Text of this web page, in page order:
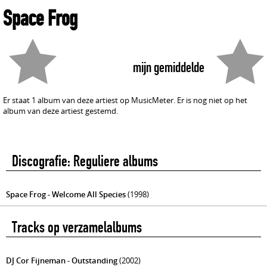
Space Frog
mijn gemiddelde
Er staat 1 album van deze artiest op MusicMeter. Er is nog niet op het
album van deze artiest gestemd.
Discografie: Reguliere albums
Space Frog - Welcome All Species(1998)
Tracks op verzamelalbums
DJ Cor Fijneman - Outstanding(2002)